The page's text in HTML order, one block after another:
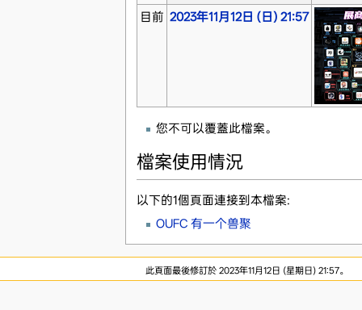
目前 2023年11月12日 (日) 21:57
您不可以覆蓋此檔案。
檔案使用情況
以下的1個頁面連接到本檔案:
OUFC 有一个兽聚
此頁面最後修訂於 2023年11月12日 (星期日) 21:57。